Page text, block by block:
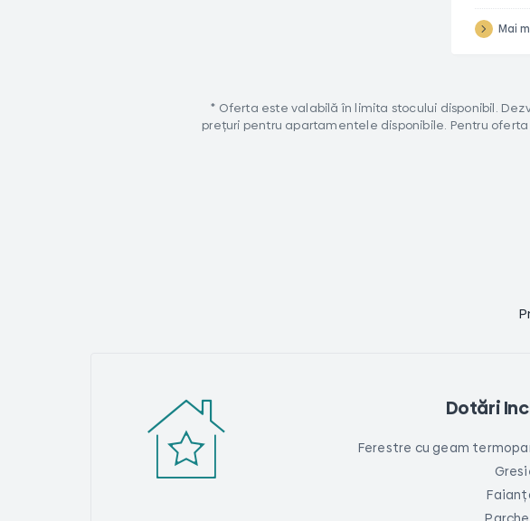
Mai
* Oferta este valabilă în limita stocului disponibil.
prețuri pentru apartamentele disponibile. Pentru
Dotări
Ferestre cu geam